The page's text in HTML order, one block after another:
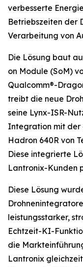
verbesserte
Betriebszeiten der
Verarbeitung von
Die Lösung baut
on Module (SoM)
Qualcomm®-
treibt die neue
seine Lynx-ISR-
Integration mit
Hadron 640R von
Diese integrierte
Lantronix-Kunden
Diese Lösung
leistungsstarker,
Echtzeit-KI-
die
Lantronix